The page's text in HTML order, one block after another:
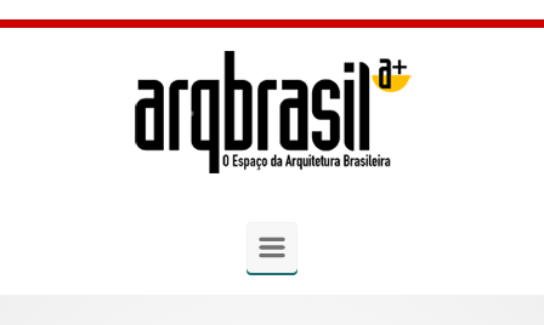
Skip to main content